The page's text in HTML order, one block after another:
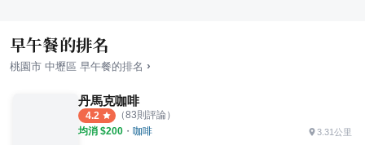
早午餐的排名
桃園市 中壢區 早午餐的排名 ›
丹馬克咖啡
4.2 （83則評論）
均消 $200 ・ 咖啡 3.31公里